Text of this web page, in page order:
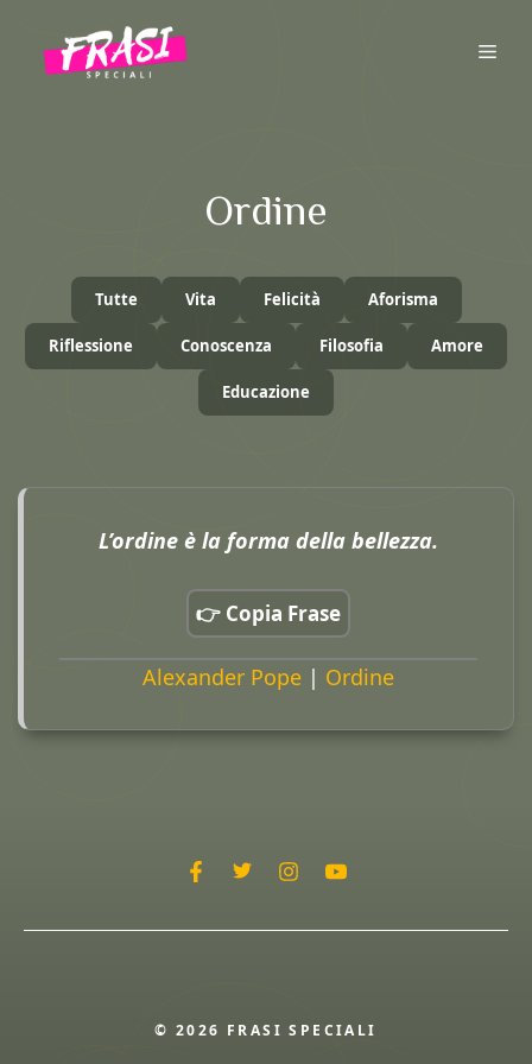
contenuto
Ordine
Tutte Vita Felicità Aforisma
Riflessione Conoscenza Filosofia Amore
Educazione
L’ordine è la forma della bellezza.
👉 Copia Frase
Alexander Pope | Ordine
© 2026 FRASI SPECIALI